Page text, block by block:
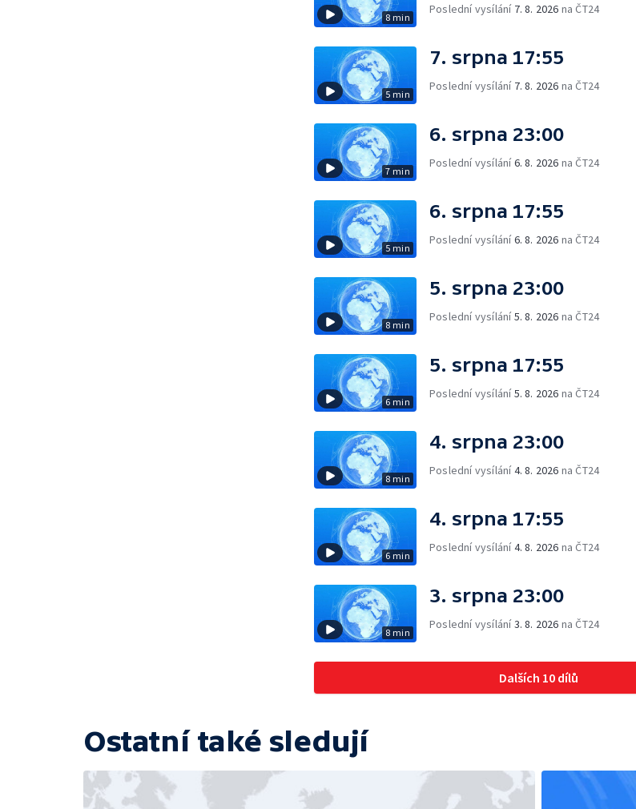
8 min
Poslední vysílání 7. 8. 2026 na ČT24
5 min
7. srpna 17:55
Poslední vysílání 7. 8. 2026 na ČT24
7 min
6. srpna 23:00
Poslední vysílání6. 8. 2026 na ČT24
5 min
6. srpna 17:55
Poslední vysílání6. 8. 2026 na ČT24
8 min
5. srpna 23:00
Poslední vysílání5. 8. 2026 na ČT24
6 min
5. srpna 17:55
Poslední vysílání5. 8. 2026 na ČT24
8 min
4. srpna 23:00
Poslední vysílání4. 8. 2026 na ČT24
6 min
4. srpna 17:55
Poslední vysílání4. 8. 2026 na ČT24
8 min
3. srpna 23:00
Poslední vysílání3. 8. 2026 na ČT24
Dalších 10 dílů
Ostatní také sledují